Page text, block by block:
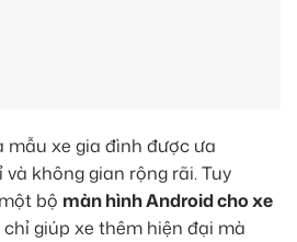
mẫu xe gia đình được ưa
không gian rộng rãi. Tuy
bộ màn hình Android cho xe
giúp xe thêm hiện đại mà